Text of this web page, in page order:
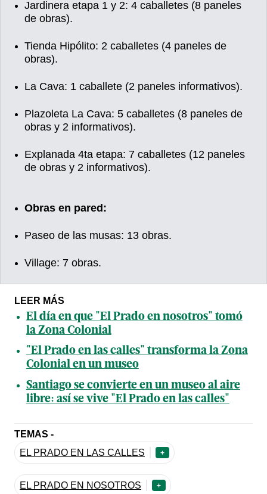
Jardinera etapa 1 y 2: 4 caballetes (8 paneles
de obras).
Tienda Hipólito: 2 caballetes (4 paneles de
obras).
La Cava: 1 caballete (2 paneles informativos).
Plazoleta La Cava: 5 caballetes (8 paneles de
obras y 2 informativos).
Explanada 4ta etapa: 7 caballetes (12 paneles
de obras y 2 informativos).
Obras en pared:
Paseo de las musas: 13 obras.
Village: 7 obras.
LEER MÁS
El día en que "El Prado en nosotros" tomó
la Zona Colonial
"El Prado en las calles" transforma la Zona
Colonial en un museo
Santiago se convierte en un museo al aire
libre: así se vive "El Prado en las calles"
TEMAS -
EL PRADO EN LAS CALLES
+
EL PRADO EN NOSOTROS +